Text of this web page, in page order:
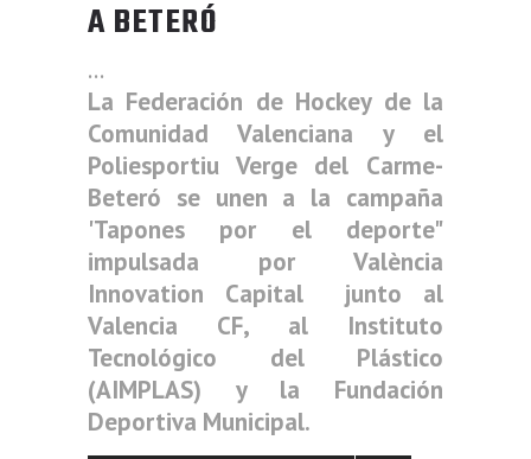
A BETERÓ
La Federación de Hockey de la
Comunidad Valenciana y el
Poliesportiu Verge del Carme-
Beteró se unen a la campaña
'Tapones por el deporte"
impulsada por València
Innovation Capital junto al
Valencia CF, al Instituto
Tecnológico del Plástico
(AIMPLAS) y la Fundación
Deportiva Municipal.